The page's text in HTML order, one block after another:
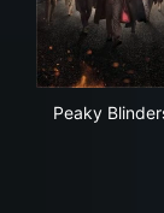
Peaky